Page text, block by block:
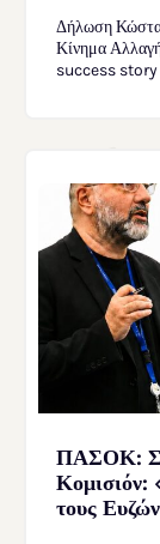
Δήλωση
Κίνημα
success story
ΠΑΣΟΚ:
Κομισιόν:
τους